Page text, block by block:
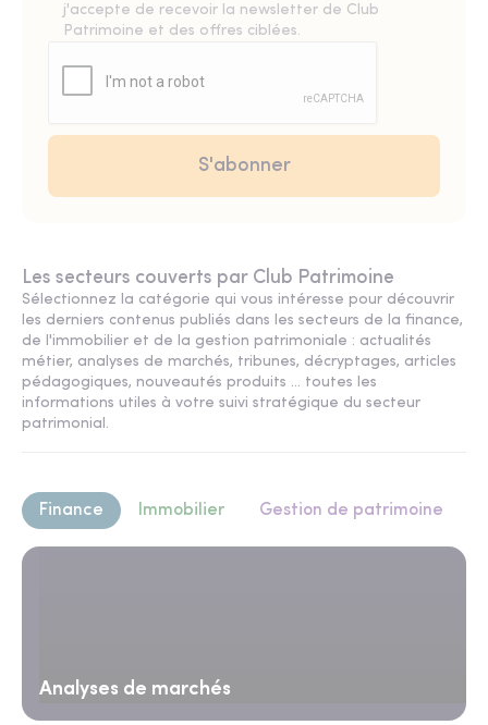
j'accepte de recevoir la newsletter de Club
Patrimoine et des offres ciblées.
Les secteurs couverts par Club Patrimoine
Sélectionnez la catégorie qui vous intéresse pour découvrir
les derniers contenus publiés dans les secteurs de la finance,
de l'immobilier et de la gestion patrimoniale : actualités
métier, analyses de marchés, tribunes, décryptages, articles
pédagogiques, nouveautés produits ... toutes les
informations utiles à votre suivi stratégique du secteur
patrimonial.
Finance Immobilier Gestion de patrimoine
Analyses de marchés